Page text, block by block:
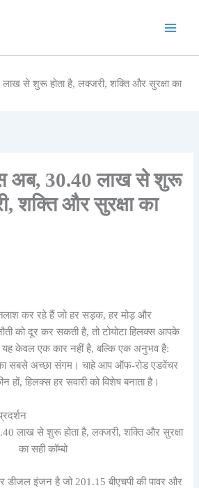
से शुरू होता है, लक्जरी, शक्ति और सुरक्षा का
अब, 30.40 लाख से शुरू
शक्ति और सुरक्षा का
कर रहे हैं जो हर सड़क, हर मोड़ और
को दूर कर सकती है, तो टोयोटा हिलक्स आपके
केवल एक कार नहीं है, बल्कि एक अनुभव है:
सबसे अच्छा संगम। चाहे आप ऑफ-रोड एडवेंचर
हों, हिलक्स हर सवारी को विशेष बनाता है।
डीजल इंजन है जो 201.15 बीएचपी की पावर और